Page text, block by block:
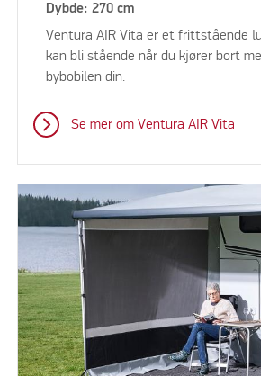
Dybde: 270 cm
Ventura AIR Vita er et frittstående
kan bli stående når du kjører bort
bybobilen din.
Se mer om Ventura AIR Vita